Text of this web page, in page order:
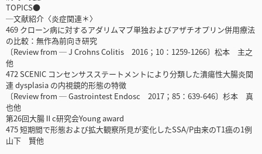
TOPICS●
─文献紹介〈炎症関連＊〉
469 クローン病に対するアダリムマブ単独およびアザチオプリン併用療法
の比較：無作為前向き研究
〔Review from ─ J Crohns Colitis 2016；10：1259-1266〕松本 主之
他
472 SCENIC コンセンサスステートメントにより分類した潰瘍性大腸炎関
連 dysplasia の内視鏡的形態の特徴
〔Review from ─ Gastrointest Endosc 2017；85：639-646〕杉本 真
也他
第26回大腸Ⅱc研究会Young award
475 短期間で形態および拡大観察所見が変化したSSA/P由来のT1癌の1例
山下 賢他